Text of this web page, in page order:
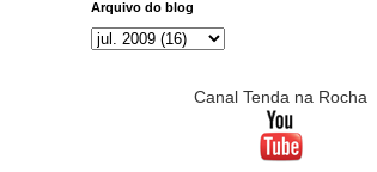
Arquivo do blog
Canal Tenda na Rocha